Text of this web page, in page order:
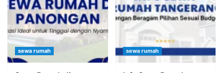
sewa rumah sewa rumah